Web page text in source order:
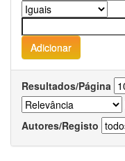
Resultados/Página
Autores/Registo